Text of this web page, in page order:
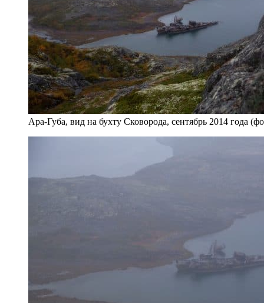
Ара-Губа, вид на бухту Сковорода, сентябрь 2014 года